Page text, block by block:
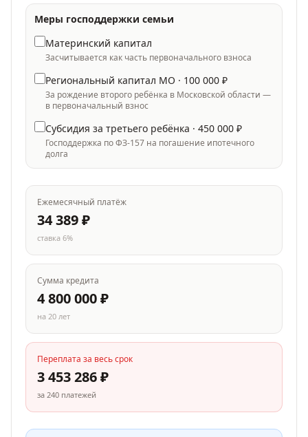
Меры господдержки семьи
Материнский капитал
Засчитывается как часть первоначального взноса
Региональный капитал МО · 100 000 ₽
За рождение второго ребёнка в Московской области —
в первоначальный взнос
Субсидия за третьего ребёнка · 450 000 ₽
Господдержка по ФЗ-157 на погашение ипотечного
долга
Ежемесячный платёж
34 389₽
ставка 6%
Сумма кредита
4 800 000₽
на 20 лет
Переплата за весь срок
3 453 286₽
за 240 платежей